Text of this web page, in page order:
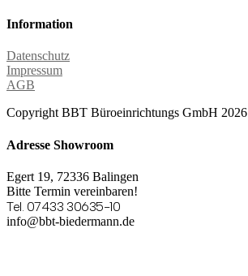
Information
Datenschutz
Impressum
AGB
Copyright BBT Büroeinrichtungs GmbH 2026
Adresse Showroom
Egert 19, 72336 Balingen
Bitte Termin vereinbaren!
Tel. 07433 30635-10
info@bbt-biedermann.de